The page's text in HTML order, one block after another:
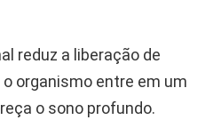
reduz a liberação de
organismo entre em um
o sono profundo.